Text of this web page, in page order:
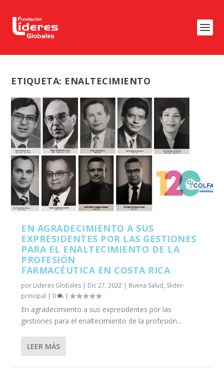
ETIQUETA: ENALTECIMIENTO
EN AGRADECIMIENTO A SUS
EXPRESIDENTES POR LAS GESTIONES
PARA EL ENALTECIMIENTO DE LA
PROFESIÓN
FARMACÉUTICA EN COSTA RICA
por Líderes Globales | Dic 27, 2022 | Buena Salud, Slider-
principal | 0 |
En agradecimiento a sus expresidentes por las
gestiones para el enaltecimiento de la profesión...
LEER MÁS